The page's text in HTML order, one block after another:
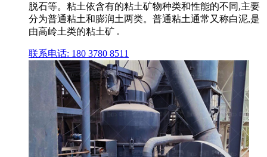
脱石等。粘土依含有的粘土矿物种类和性能的不同,主要
分为普通粘土和膨润土两类。普通粘土通常又称白泥,是
由高岭土类的粘土矿 .
联系电话: 180 3780 8511